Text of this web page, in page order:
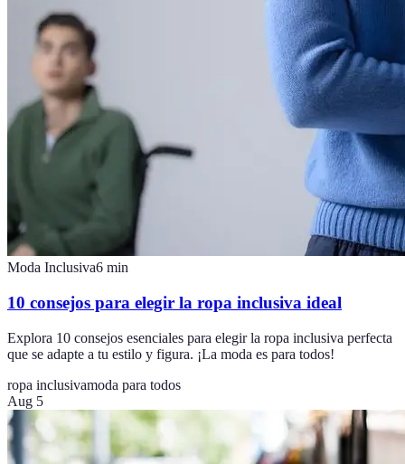
Moda Inclusiva6 min
10 consejos para elegir la ropa inclusiva ideal
Explora 10 consejos esenciales para elegir la ropa inclusiva perfecta
que se adapte a tu estilo y figura. ¡La moda es para todos!
ropa inclusivamoda para todos
Aug 5